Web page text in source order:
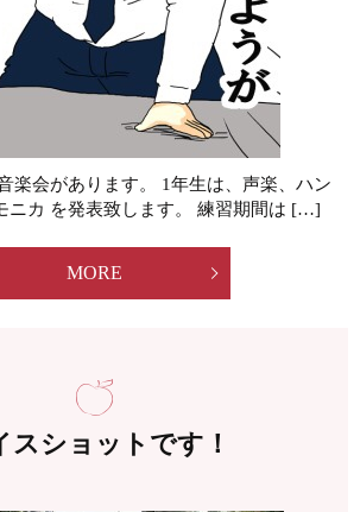
楽会があります。 1年生は、声楽、ハン
ニカ を発表致します。 練習期間は […]
MORE
スショットです！